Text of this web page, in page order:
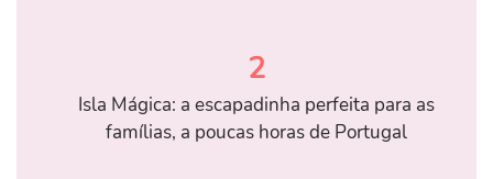
2
Isla Mágica: a escapadinha perfeita para as
famílias, a poucas horas de Portugal